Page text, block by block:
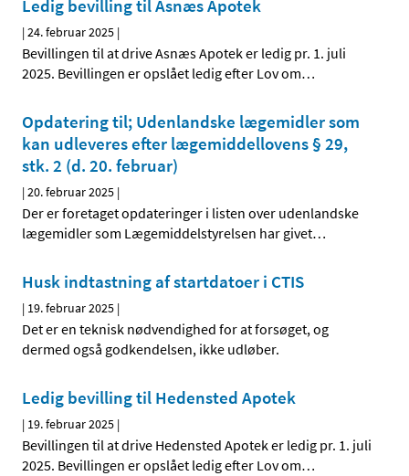
Ledig bevilling til Asnæs Apotek
|24. februar 2025 |
Bevillingen til at drive Asnæs Apotek er ledig pr. 1. juli
2025. Bevillingen er opslået ledig efter Lov om…
Opdatering til; Udenlandske lægemidler som
kan udleveres efter lægemiddellovens § 29,
stk. 2 (d. 20. februar)
|20. februar 2025 |
Der er foretaget opdateringer i listen over udenlandske
lægemidler som Lægemiddelstyrelsen har givet…
Husk indtastning af startdatoer i CTIS
| 19. februar 2025 |
Det er en teknisk nødvendighed for at forsøget, og
dermed også godkendelsen, ikke udløber.
Ledig bevilling til Hedensted Apotek
| 19. februar 2025 |
Bevillingen til at drive Hedensted Apotek er ledig pr. 1. juli
2025. Bevillingen er opslået ledig efter Lov om…